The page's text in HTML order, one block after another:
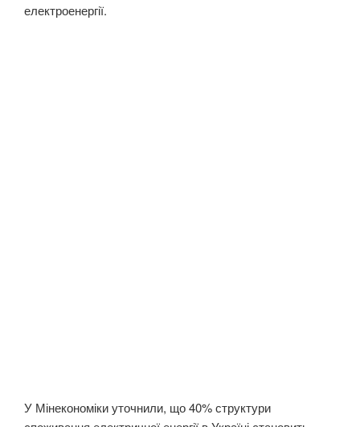
електроенергії.
У Мінекономіки уточнили, що 40% структури